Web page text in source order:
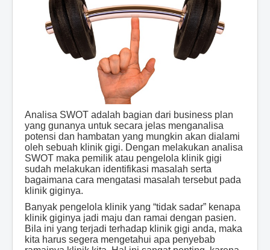
Analisa SWOT adalah bagian dari business plan
yang gunanya untuk secara jelas menganalisa
potensi dan hambatan yang mungkin akan dialami
oleh sebuah klinik gigi. Dengan melakukan analisa
SWOT maka pemilik atau pengelola klinik gigi
sudah melakukan identifikasi masalah serta
bagaimana cara mengatasi masalah tersebut pada
klinik giginya.
Banyak pengelola klinik yang “tidak sadar” kenapa
klinik giginya jadi maju dan ramai dengan pasien.
Bila ini yang terjadi terhadap klinik gigi anda, maka
kita harus segera mengetahui apa penyebab